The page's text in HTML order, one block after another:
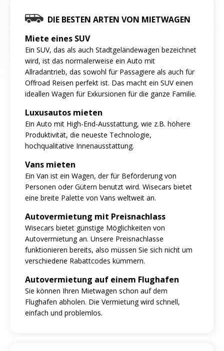
DIE BESTEN ARTEN VON MIETWAGEN
Miete eines SUV
Ein SUV, das als auch Stadtgeländewagen bezeichnet
wird, ist das normalerweise ein Auto mit
Allradantrieb, das sowohl für Passagiere als auch für
Offroad Reisen perfekt ist. Das macht ein SUV einen
ideallen Wagen für Exkursionen für die ganze Familie.
Luxusautos mieten
Ein Auto mit High-End-Ausstattung, wie z.B. höhere
Produktivität, die neueste Technologie,
hochqualitative Innenausstattung.
Vans mieten
Ein Van ist ein Wagen, der für Beförderung von
Personen oder Gütern benutzt wird. Wisecars bietet
eine breite Palette von Vans weltweit an.
Autovermietung mit Preisnachlass
Wisecars bietet günstige Möglichkeiten von
Autovermietung an. Unsere Preisnachlasse
funktionieren bereits, also müssen Sie sich nicht um
verschiedene Rabattcodes kümmern.
Autovermietung auf einem Flughafen
Sie können Ihren Mietwagen schon auf dem
Flughafen abholen. Die Vermietung wird schnell,
einfach und problemlos.